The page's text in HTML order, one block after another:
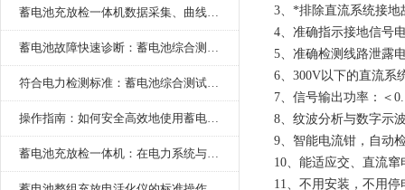
蓄电池充放检一体机数据采集、曲线分析与电池健康状态智能评估功能详解
蓄电池故障快速诊断：蓄电池综合测试仪判断落后电池的方法与标准
符合电力检测标准：蓄电池综合测试仪测试规范与精度校准方法详解
操作指南：如何安全高效地使用蓄电池智能活化仪？
蓄电池充放检一体机：在电力系统与储能设备中的创新应用，确保蓄电池性能与可靠性
3、*排除直流系统接地
4、准确指示接地信号
5、准确检测线路泄露
6、300V以下的直流系
7、信号输出功率：＜
8、纹波分析与数字示
9、智能电流钳，自动
10、能适应交、直流
11、不用安装，不用